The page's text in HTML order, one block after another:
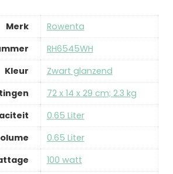
Merk
‎Rowenta
‎RH6545WH
Kleur
‎Zwart glanzend
‎72 x 14 x 29 cm; 2.3 kg
‎0.65 Liter
‎0.65 Liter
‎100 watt